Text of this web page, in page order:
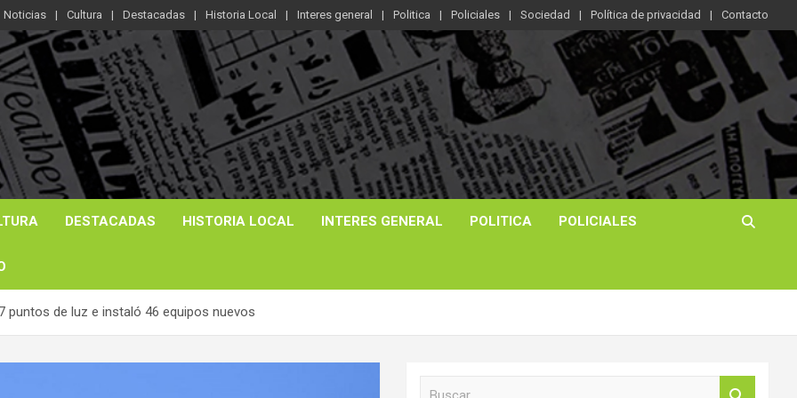
Noticias Cultura Destacadas Historia Local Interes general Politica Policiales Sociedad Política de privacidad Contacto
DESTACADAS HISTORIA LOCAL INTERES GENERAL POLITICA POLICIALES
puntos de luz e instaló 46 equipos nuevos